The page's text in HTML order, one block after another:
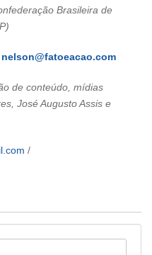
Brasileira de
nelson@fatoeacao.com
de conteúdo, mídias
José Augusto Assis e
/